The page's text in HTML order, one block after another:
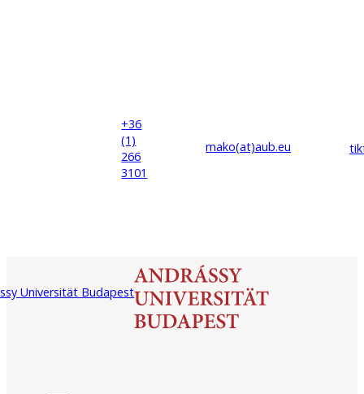
+36
(1)
266
3101
mako(at)aub.eu